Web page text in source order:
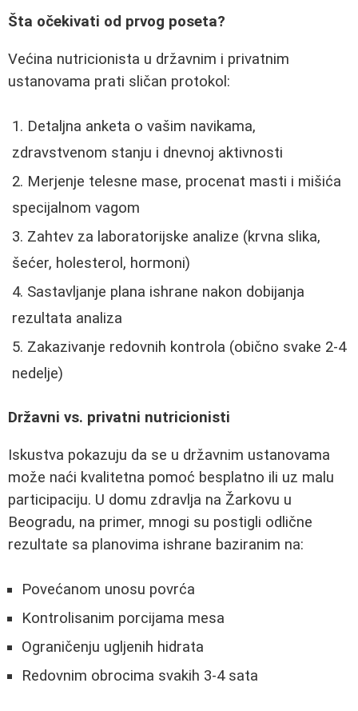
Šta očekivati od prvog poseta?
Većina nutricionista u državnim i privatnim
ustanovama prati sličan protokol:
Detaljna anketa o vašim navikama,
zdravstvenom stanju i dnevnoj aktivnosti
Merjenje telesne mase, procenat masti i mišića
specijalnom vagom
Zahtev za laboratorijske analize (krvna slika,
šećer, holesterol, hormoni)
Sastavljanje plana ishrane nakon dobijanja
rezultata analiza
Zakazivanje redovnih kontrola (obično svake 2-4
nedelje)
Državni vs. privatni nutricionisti
Iskustva pokazuju da se u državnim ustanovama
može naći kvalitetna pomoć besplatno ili uz malu
participaciju. U domu zdravlja na Žarkovu u
Beogradu, na primer, mnogi su postigli odlične
rezultate sa planovima ishrane baziranim na:
Povećanom unosu povrća
Kontrolisanim porcijama mesa
Ograničenju ugljenih hidrata
Redovnim obrocima svakih 3-4 sata